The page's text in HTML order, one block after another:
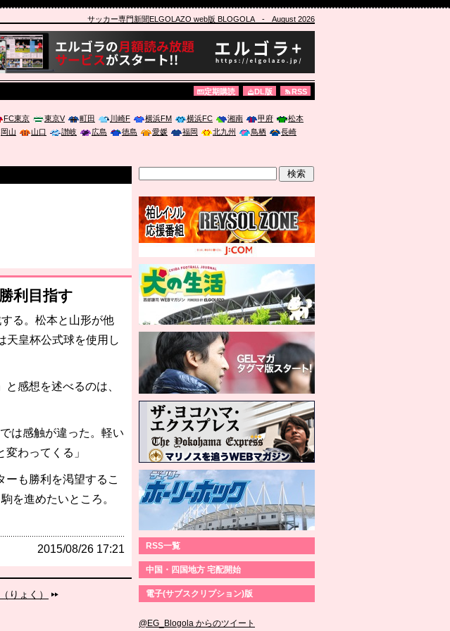
サッカー専門新聞ELGOLAZO web版 BLOGOLA- August 2026
定期購読 DL版 RSS
FC東京 東京V 町田 川崎F 横浜FM 横浜FC 湘南 甲府
松本
岡山 山口 讃岐 広島 徳島 愛媛 福岡 北九州 鳥栖
長崎
利目指す
る。松本と山形が他
天皇杯公式球を使用し
感想を述べるのは、
は感触が違った。軽い
わってくる」
も勝利を渇望するこ
を進めたいところ。
2015/08/26 17:21
りょく）
RSS一覧
中国・四国地方 宅配開始
電子(サブスクリプション)版
@EG_Blogola からのツイート